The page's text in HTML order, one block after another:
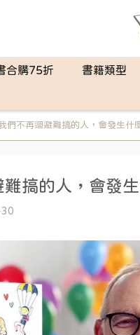
合購75折 書籍類型
們不再迴避難搞的人，會發生什
搞的人，會發